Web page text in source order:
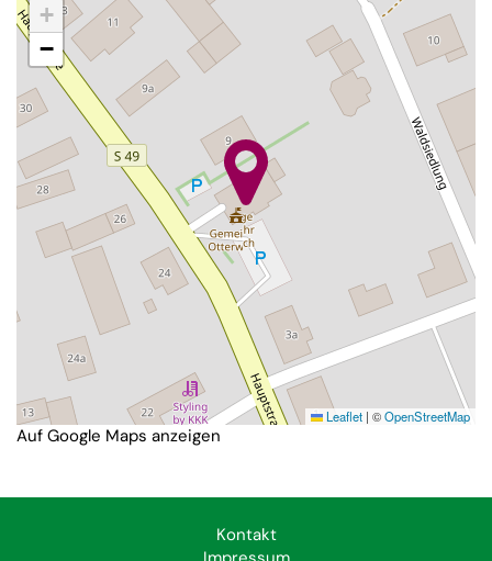
+
−
Leaflet | ©OpenStreetMap
Auf Google Maps anzeigen
Kontakt